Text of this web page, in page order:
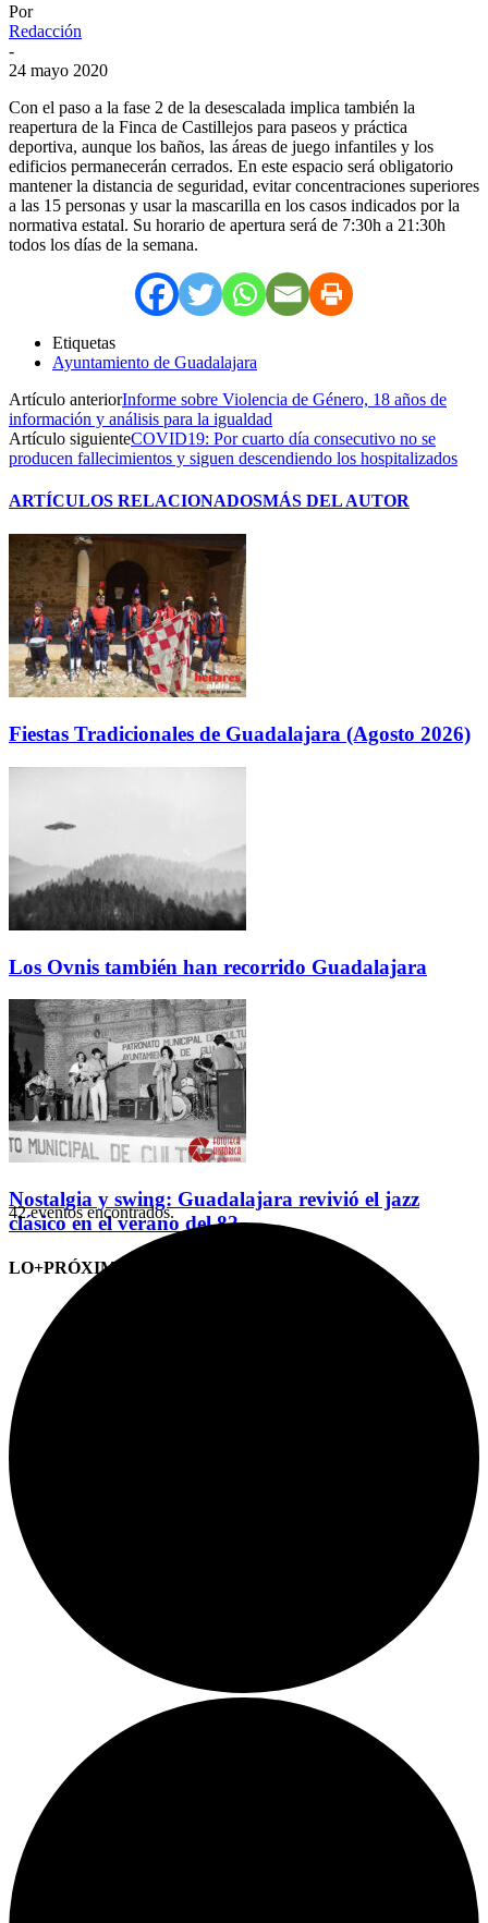
Por
Redacción
-
24 mayo 2020
Con el paso a la fase 2 de la desescalada implica también la
reapertura de la Finca de Castillejos para paseos y práctica
deportiva, aunque los baños, las áreas de juego infantiles y los
edificios permanecerán cerrados. En este espacio será obligatorio
mantener la distancia de seguridad, evitar concentraciones superiores
a las 15 personas y usar la mascarilla en los casos indicados por la
normativa estatal. Su horario de apertura será de 7:30h a 21:30h
todos los días de la semana.
Etiquetas
Ayuntamiento de Guadalajara
Artículo anteriorInforme sobre Violencia de Género, 18 años de
información y análisis para la igualdad
Artículo siguienteCOVID19: Por cuarto día consecutivo no se
producen fallecimientos y siguen descendiendo los hospitalizados
ARTÍCULOS RELACIONADOSMÁS DEL AUTOR
Fiestas Tradicionales de Guadalajara (Agosto 2026)
Los Ovnis también han recorrido Guadalajara
Nostalgia y swing: Guadalajara revivió el jazz
clásico en el verano del 82
LO+PRÓXIMO (CITAS)
42 eventos encontrados.